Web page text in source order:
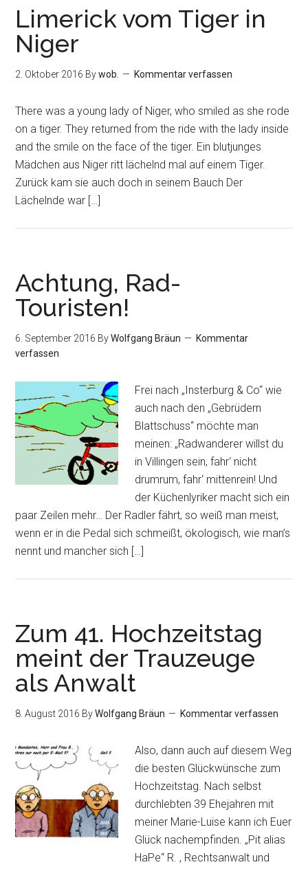
Limerick vom Tiger in
Niger
2. Oktober 2016 Bywob. Kommentar verfassen
There was a young lady of Niger, who smiled as she rode
on a tiger. They returned from the ride with the lady inside
and the smile on the face of the tiger. Ein blutjunges
Mädchen aus Niger ritt lächelnd mal auf einem Tiger.
Zurück kam sie auch doch in seinem Bauch Der
Lächelnde war […]
Achtung, Rad-
Touristen!
6. September 2016 ByWolfgang Bräun
Kommentar
verfassen
Frei nach „Insterburg & Co“ wie
auch nach den „Gebrüdern
Blattschuss“ möchte man
meinen: „Radwanderer willst du
in Villingen sein, fahr‘ nicht
drumrum, fahr‘ mittenrein! Und
der Küchenlyriker macht sich ein
paar Zeilen mehr… Der Radler fährt, so weiß man meist,
wenn er in die Pedal sich schmeißt, ökologisch, wie man’s
nennt und mancher sich […]
Zum 41. Hochzeitstag
meint der Trauzeuge
als Anwalt
8. August 2016 ByWolfgang Bräun Kommentar verfassen
Also, dann auch auf diesem Weg
die besten Glückwünsche zum
Hochzeitstag. Nach selbst
durchlebten 39 Ehejahren mit
meiner Marie-Luise kann ich Euer
Glück nachempfinden. „Pit alias
HaPe“ R. , Rechtsanwalt und